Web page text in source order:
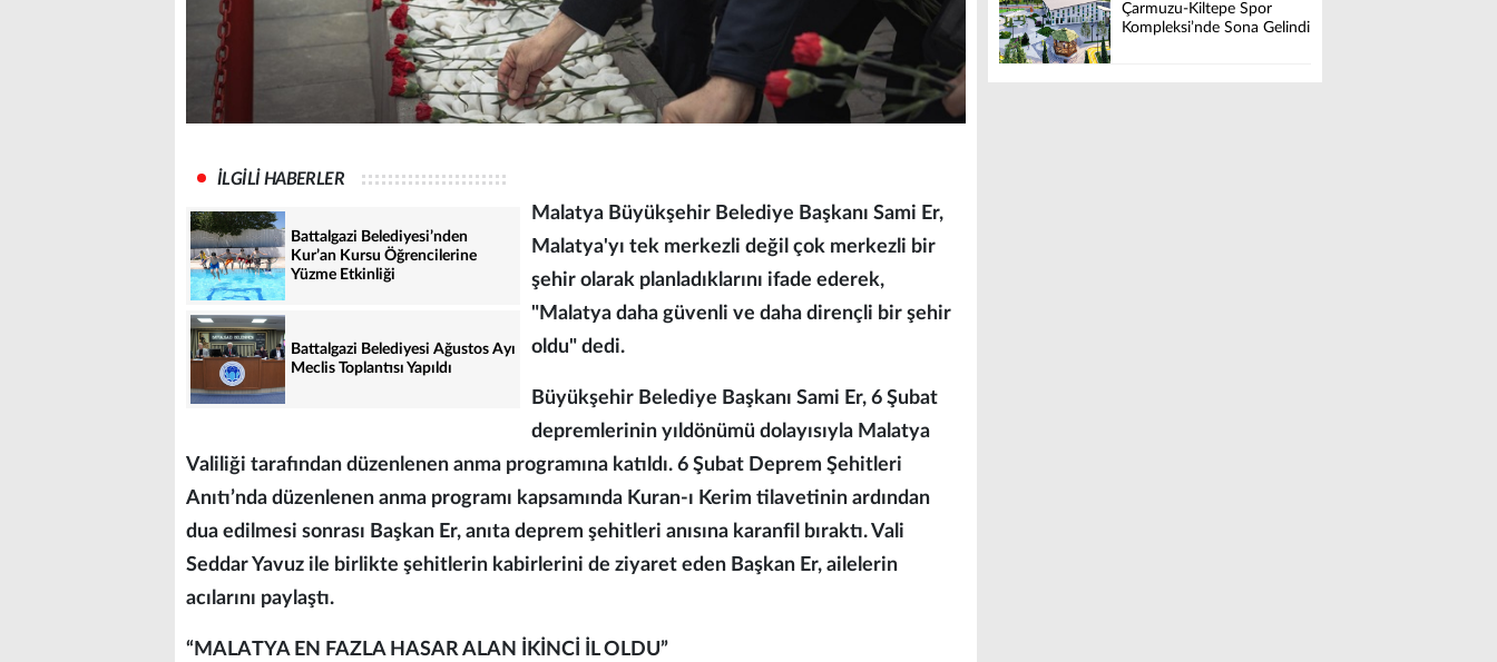
İLGİLİ HABERLER
Battalgazi Belediyesi’nden
Kur’an Kursu Öğrencilerine
Yüzme Etkinliği
Battalgazi Belediyesi Ağustos Ayı
Meclis Toplantısı Yapıldı
Malatya Büyükşehir Belediye Başkanı Sami Er,
Malatya'yı tek merkezli değil çok merkezli bir
şehir olarak planladıklarını ifade ederek,
"Malatya daha güvenli ve daha dirençli bir şehir
oldu" dedi.
Büyükşehir Belediye Başkanı Sami Er, 6 Şubat
depremlerinin yıldönümü dolayısıyla Malatya
Valiliği tarafından düzenlenen anma programına katıldı. 6 Şubat Deprem Şehitleri
Anıtı’nda düzenlenen anma programı kapsamında Kuran-ı Kerim tilavetinin ardından
dua edilmesi sonrası Başkan Er, anıta deprem şehitleri anısına karanfil bıraktı. Vali
Seddar Yavuz ile birlikte şehitlerin kabirlerini de ziyaret eden Başkan Er, ailelerin
acılarını paylaştı.
“MALATYA EN FAZLA HASAR ALAN İKİNCİ İL OLDU”
Çarmuzu-Kiltepe Spor
Kompleksi’nde Sona Gelindi